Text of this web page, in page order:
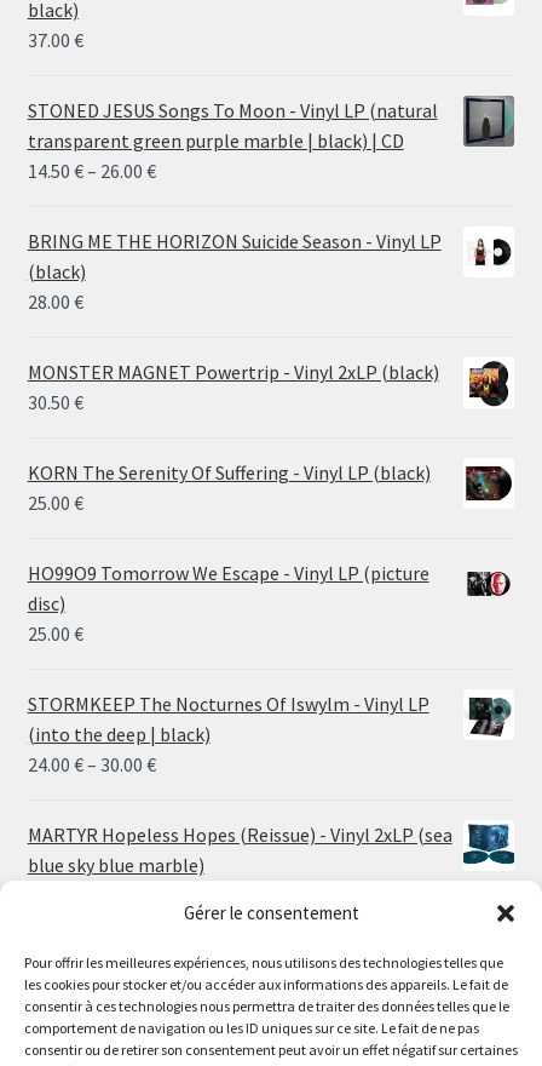
Gérer le consentement
Pour offrir les meilleures expériences, nous utilisons des technologies telles que
les cookies pour stocker et/ou accéder aux informations des appareils. Le fait de
consentir à ces technologies nous permettra de traiter des données telles que le
comportement de navigation ou les ID uniques sur ce site. Le fait de ne pas
consentir ou de retirer son consentement peut avoir un effet négatif sur certaines
Le magasin de Lyon sera fermé du 30 juillet au 17 août
inclus. Les commandes seront expédiées à partir du 18
black)
37.00 €
STONED JESUS Songs To Moon - Vinyl LP (natural
transparent green purple marble | black) | CD
14.50 €– 26.00 €Price
14.50 €
BRING ME THE HORIZON Suicide Season - Vinyl LP
(black)
28.00 €
MONSTER MAGNET Powertrip - Vinyl 2xLP (black)
30.50 €
KORN The Serenity Of Suffering - Vinyl LP (black)
25.00 €
HO99O9 Tomorrow We Escape - Vinyl LP (picture
disc)
25.00 €
STORMKEEP The Nocturnes Of Iswylm - Vinyl LP
(into the deep | black)
24.00 €– 30.00 €Price
24.00 €
through
MARTYR Hopeless Hopes (Reissue) - Vinyl 2xLP (sea
blue sky blue marble)
MARTYR Feeding The Abscess (Reissue) - Vinyl LP
(blood red black white marble)
23.00€